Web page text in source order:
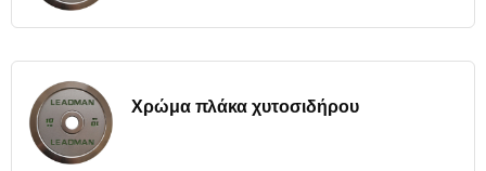
Χρώμα πλάκα χυτοσιδήρου